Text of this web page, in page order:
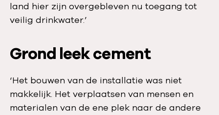
land hier zijn overgebleven nu toegang tot
veilig drinkwater.’
Grond leek cement
‘Het bouwen van de installatie was niet
makkelijk. Het verplaatsen van mensen en
materialen van de ene plek naar de andere